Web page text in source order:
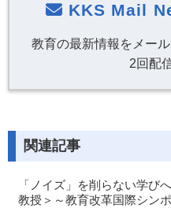
KKS Mail
教育の最新情報をメー
2回配
関連記事
「ノイズ」を削らない学
教授＞～教育改革国際シン